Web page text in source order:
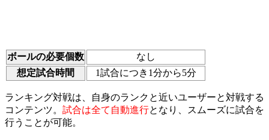
ボールの必要個数
なし
想定試合時間
1試合につき1分から5分
ランキング対戦は、自身のランクと近いユーザーと対戦する
コンテンツ。 試合は全て自動進行となり、スムーズに試合を
行うことが可能。